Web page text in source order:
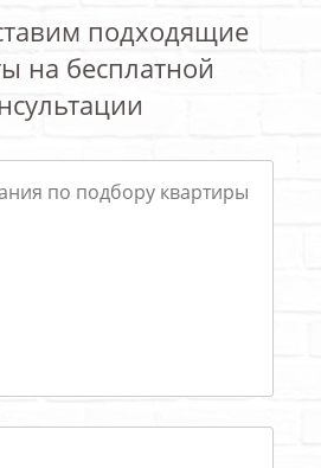
подходящие
на бесплатной